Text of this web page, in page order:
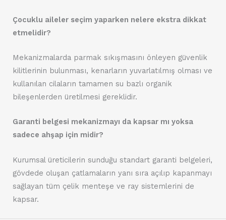
Çocuklu aileler seçim yaparken nelere ekstra dikkat
etmelidir?
Mekanizmalarda parmak sıkışmasını önleyen güvenlik
kilitlerinin bulunması, kenarların yuvarlatılmış olması ve
kullanılan cilaların tamamen su bazlı organik
bileşenlerden üretilmesi gereklidir.
Garanti belgesi mekanizmayı da kapsar mı yoksa
sadece ahşap için midir?
Kurumsal üreticilerin sunduğu standart garanti belgeleri,
gövdede oluşan çatlamaların yanı sıra açılıp kapanmayı
sağlayan tüm çelik menteşe ve ray sistemlerini de
kapsar.